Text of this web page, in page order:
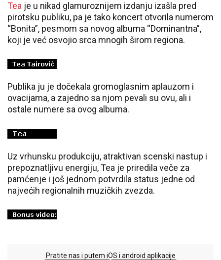
Tea je u nikad glamuroznijem izdanju izašla pred
pirotsku publiku, pa je tako koncert otvorila numerom
“Bonita”, pesmom sa novog albuma “Dominantna”,
koji je već osvojio srca mnogih širom regiona.
Publika ju je dočekala gromoglasnim aplauzom i
ovacijama, a zajedno sa njom pevali su ovu, ali i
ostale numere sa ovog albuma.
Uz vrhunsku produkciju, atraktivan scenski nastup i
prepoznatljivu energiju, Tea je priredila veče za
pamćenje i još jednom potvrdila status jedne od
najvećih regionalnih muzičkih zvezda.
Pratite nas i putem iOS i android aplikacije